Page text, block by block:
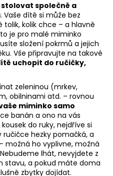
stolovat společně a
. Vaše dítě si může bez
kolik chce – a hlavně
je pro malé miminko
složení pokrmů a jejich
Vše připravujte na takové
uchopit do ručičky,
zeleninou (mrkev,
obilninami atd. – rovnou
miminko samo
banán a ono na vás
do ruky, nejdříve si
hezky pomačká, a
možná ho vyplivne, možná
lhát, nevyjdete z
stavu, a pokud máte doma
zbytky dojídat.